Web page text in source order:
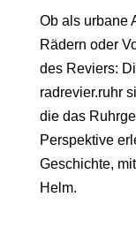
Ob als urbane
Rädern oder
des Reviers:
radrevier.ruhr
die das
Perspektive
Geschichte,
Helm.